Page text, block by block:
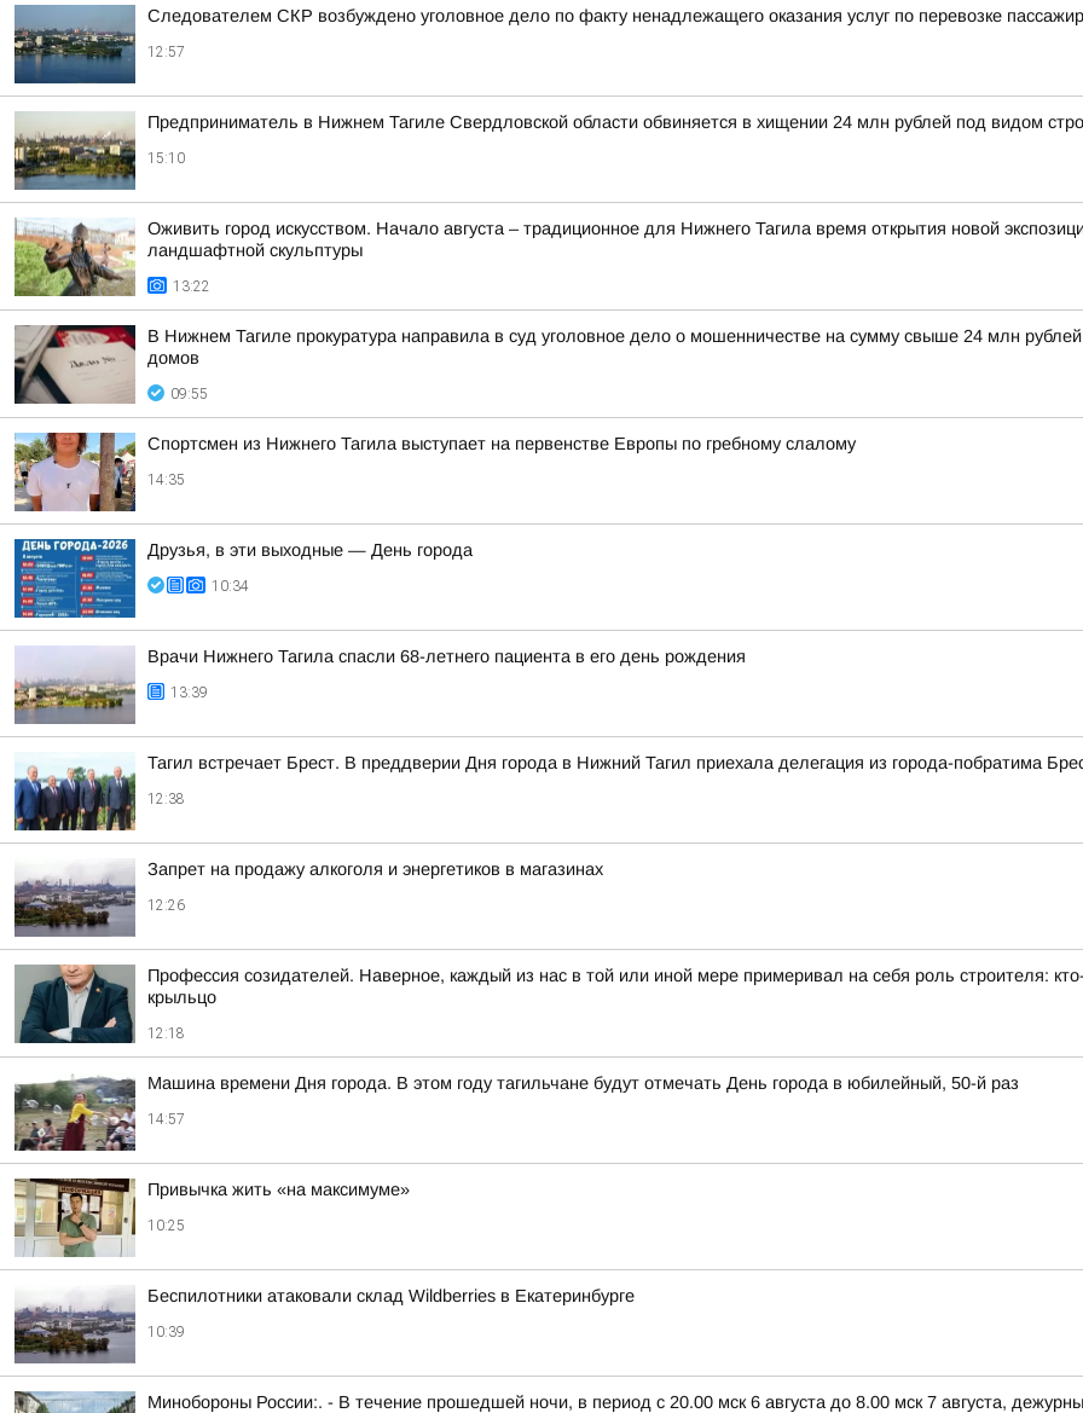
Следователем СКР возбуждено уголовное дело по факту ненадлежащего оказания услуг по перевозке
12:57
Предприниматель в Нижнем Тагиле Свердловской области обвиняется в хищении 24 млн рублей под видом
15:10
Оживить город искусством. Начало августа – традиционное для Нижнего Тагила время открытия новой
ландшафтной скульптуры
13:22
В Нижнем Тагиле прокуратура направила в суд уголовное дело о мошенничестве на сумму свыше 24 млн
домов
09:55
Спортсмен из Нижнего Тагила выступает на первенстве Европы по гребному слалому
14:35
Друзья, в эти выходные — День города
10:34
Врачи Нижнего Тагила спасли 68-летнего пациента в его день рождения
13:39
Тагил встречает Брест. В преддверии Дня города в Нижний Тагил приехала делегация из города-побратима
12:38
Запрет на продажу алкоголя и энергетиков в магазинах
12:26
Профессия созидателей. Наверное, каждый из нас в той или иной мере примеривал на себя роль строителя:
крыльцо
12:18
Машина времени Дня города. В этом году тагильчане будут отмечать День города в юбилейный, 50-й раз
14:57
Привычка жить «на максимуме»
10:25
Беспилотники атаковали склад Wildberries в Екатеринбурге
10:39
Минобороны России:. - В течение прошедшей ночи, в период с 20.00 мск 6 августа до 8.00 мск 7 августа,